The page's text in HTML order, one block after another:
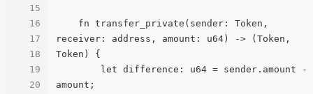
15
16
17
18
19
20
receiver: address, amount: u64) -> (Token,
Token) {
amount;